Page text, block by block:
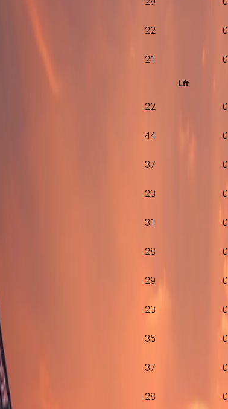
22 0
21 0
Lft
22 0
44 0
37 0
23 0
31 0
28 0
29 0
23 0
35 0
37 0
28 0